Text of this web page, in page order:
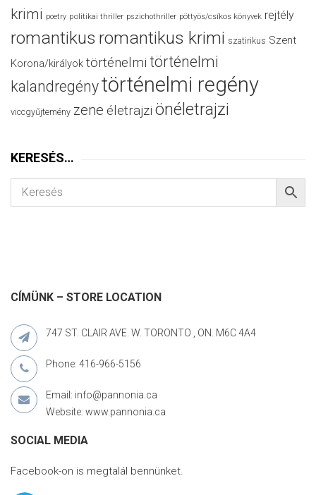
krimi poetry politikai thriller pszichothriller pöttyös/csíkos könyvek rejtély
romantikus romantikus krimi szatirikus Szent
Korona/királyok történelmi történelmi
kalandregénytörténelmi regény
viccgyűjtemény zene életrajzi önéletrajzi
KERESÉS…
CÍMÜNK – STORE LOCATION
747 ST. CLAIR AVE. W. TORONTO , ON. M6C 4A4
Phone: 416-966-5156
Email: info@pannonia.ca
Website: www.pannonia.ca
SOCIAL MEDIA
Facebook-on is megtalál bennünket.